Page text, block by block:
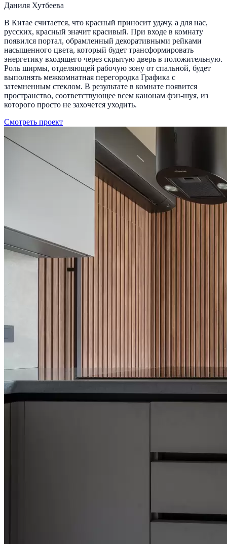
Даниля Хутбеева
В Китае считается, что красный приносит удачу, а для нас,
русских, красный значит красивый. При входе в комнату
появился портал, обрамленный декоративными рейками
насыщенного цвета, который будет трансформировать
энергетику входящего через скрытую дверь в положительную.
Роль ширмы, отделяющей рабочую зону от спальной, будет
выполнять межкомнатная перегородка Графика с
затемненным стеклом. В результате в комнате появится
пространство, соответствующее всем канонам фэн-шуя, из
которого просто не захочется уходить.
Смотреть проект